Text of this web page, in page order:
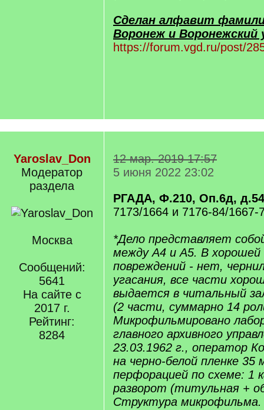
Сделан алфавит
Воронеж и Воронежский
https://forum.vgd.ru/post/
Yaroslav_Don
Модератор
раздела
Москва
Сообщений:
5641
На сайте с
2017 г.
Рейтинг:
8284
12 мар. 2019 17:57
5 июня 2022 23:02
РГАДА, Ф.210, Оп.6д, д.54
7173/1664 и 7176-84/1667-
*Дело представляет
между А4 и А5. В хорошей
повреждений - нет,
угасания, все части
выдается в читальный
(2 части, суммарно 14
Микрофильмировано
главного архивного
23.03.1962 г., оператор
на черно-белой пленке 35
перфорацией по схеме: 1
разворот (титульная +
Структура